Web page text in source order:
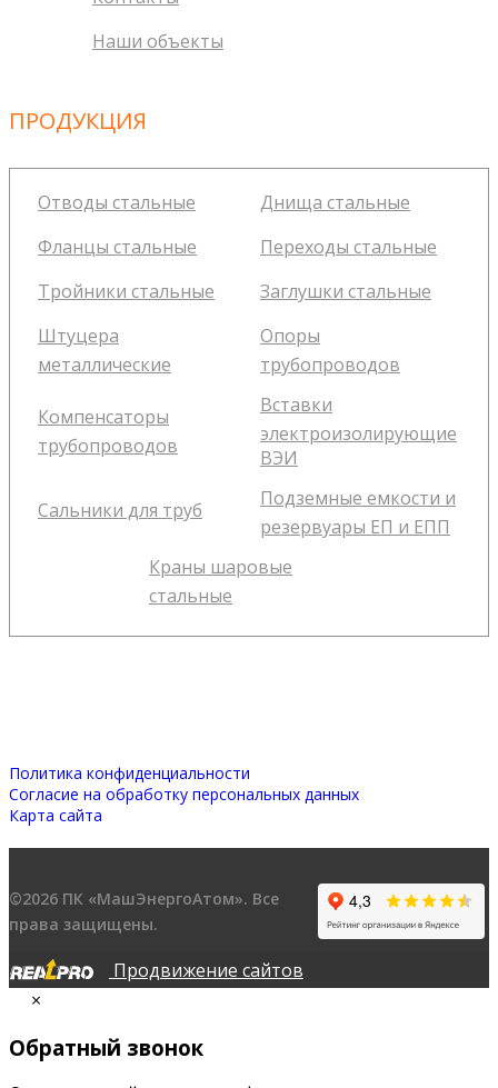
Наши объекты
ПРОДУКЦИЯ
Отводы стальные
Днища стальные
Фланцы стальные
Переходы стальные
Тройники стальные
Заглушки стальные
Штуцера
металлические
Опоры
трубопроводов
Компенсаторы
трубопроводов
Вставки
электроизолирующие
ВЭИ
Сальники для труб
Подземные емкости и
резервуары ЕП и ЕПП
Краны шаровые
стальные
Политика конфиденциальности
Согласие на обработку персональных данных
Карта сайта
©2026 ПК «МашЭнергоАтом». Все
права защищены.
Продвижение сайтов
×
Обратный звонок